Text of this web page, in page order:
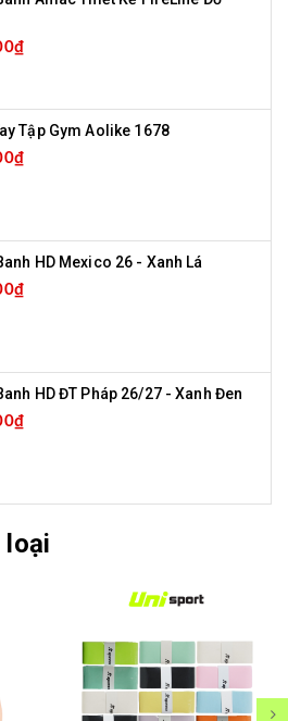
Tập Gym Aolike 1678
HD Mexico 26 - Xanh Lá
HD ĐT Pháp 26/27 - Xanh Đen
loại